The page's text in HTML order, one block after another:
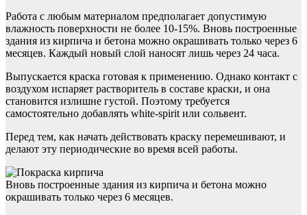
Работа с любым материалом предполагает допустимую
влажность поверхности не более 10-15%. Вновь построенные
здания из кирпича и бетона можно окрашивать только через 6
месяцев. Каждый новый слой наносят лишь через 24 часа.
Выпускается краска готовая к применению. Однако контакт с
воздухом испаряет растворитель в составе краски, и она
становится излишне густой. Поэтому требуется
самостоятельно добавлять white-spirit или сольвент.
Перед тем, как начать действовать краску перемешивают, и
делают эту периодические во время всей работы.
Вновь построенные здания из кирпича и бетона можно
окрашивать только через 6 месяцев.